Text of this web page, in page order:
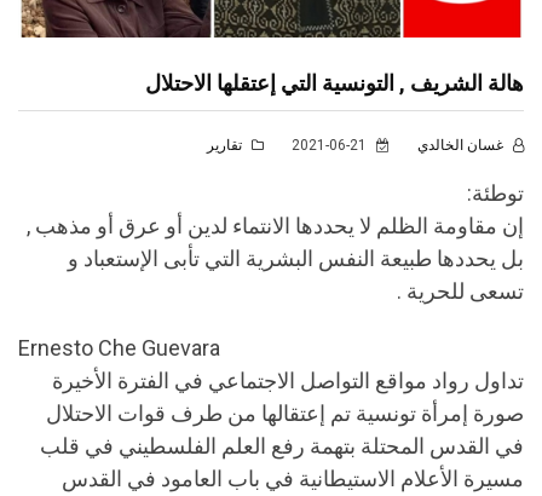
هالة الشريف , التونسية التي إعتقلها الاحتلال
غسان الخالدي تقارير
توطئة:
إن مقاومة الظلم لا يحددها الانتماء لدين أو عرق أو مذهب ,
بل يحددها طبيعة النفس البشرية التي تأبى الإستعباد و
تسعى للحرية .
Ernesto Che Guevara
تداول رواد مواقع التواصل الاجتماعي في الفترة الأخيرة
صورة إمرأة تونسية تم إعتقالها من طرف قوات الاحتلال
في القدس المحتلة بتهمة رفع العلم الفلسطيني في قلب
مسيرة الأعلام الاستيطانية في باب العامود في القدس